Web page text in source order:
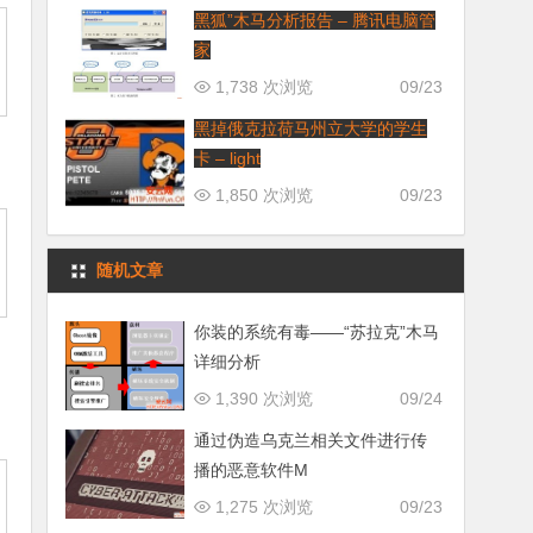
黑狐”木马分析报告 – 腾讯电脑管
家
09/23
1,738 次浏览
黑掉俄克拉荷马州立大学的学生
卡 – light
09/23
1,850 次浏览
随机文章
你装的系统有毒——“苏拉克”木马
详细分析
09/24
1,390 次浏览
通过伪造乌克兰相关文件进行传
播的恶意软件M
09/23
1,275 次浏览